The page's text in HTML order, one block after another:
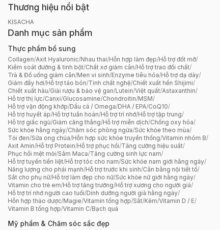
Thương hiệu nổi bật
KISACHA
Danh mục sản phẩm
Thực phẩm bổ sung
Collagen/Axit Hyaluronic/Nhau thai/Hỗn hợp làm đẹp/Hỗ trợ đốt mỡ/
Kiểm soát đường & tinh bột/Chất xơ giảm cân/Hỗ trợ trao đổi chất/
Trà & Đồ uống giảm cân/Men vi sinh/Enzyme tiêu hóa/Hỗ trợ dạ dày/
Giảm đầy hơi/Hỗ trợ táo bón/Tinh chất nghệ/Chiết xuất hến Shijimi/
Chiết xuất hàu/Giải rượu & bảo vệ gan/Lutein/Việt quất/Astaxanthin/
Hỗ trợ thị lực/Canxi/Glucosamine/Chondroitin/MSM/
Hỗ trợ vận động khớp/Dầu cá / Omega/DHA / EPA/CoQ10/
Hỗ trợ huyết áp/Hỗ trợ tuần hoàn/Hỗ trợ trí nhớ/Hỗ trợ tập trung/
Hỗ trợ giấc ngủ/Giảm căng thẳng/Hỗ trợ miễn dịch/Chống oxy hóa/
Sức khỏe hằng ngày/Chăm sóc phòng ngừa/Sức khỏe theo mùa/
Tỏi đen/Sữa ong chúa/Hỗn hợp sức khỏe truyền thống/Vitamin nhóm B/
Axit Amin/Hỗ trợ Protein/Hỗ trợ phục hồi/Tăng cường hiệu suất/
Phục hồi mệt mỏi/Sâm Maca/Tăng cường sinh lực nam/
Hỗ trợ tuyến tiền liệt/Hỗ trợ tóc cho nam/Sức khỏe nam giới hằng ngày/
Năng lượng cho phái mạnh/Hỗ trợ trước khi sinh/Cân bằng nội tiết tố/
Sắt cho phụ nữ/Hỗ trợ làm đẹp cho nữ/Sức khỏe nữ giới hằng ngày/
Vitamin cho trẻ em/Hỗ trợ tăng trưởng/Hỗ trợ xương cho người già/
Hỗ trợ trí nhớ người cao tuổi/Dinh dưỡng người già hằng ngày/
Hỗn hợp thảo dược/Magie/Vitamin tổng hợp/Sắt/Kẽm/Vitamin D / E/
Vitamin B tổng hợp/Vitamin C/Bạch quả
Mỹ phẩm & Chăm sóc sắc đẹp